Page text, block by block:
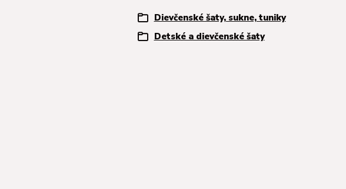
Dievčenské šaty, sukne, tuniky
Detské a dievčenské šaty